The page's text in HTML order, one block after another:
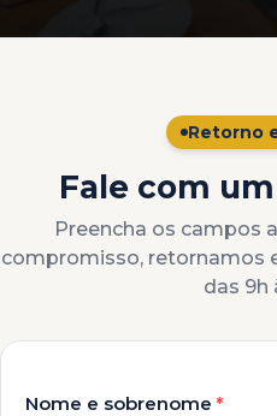
Retorno
Fale com
Preencha os campos
compromisso, retornamos
das 9h
Nome e sobrenome *